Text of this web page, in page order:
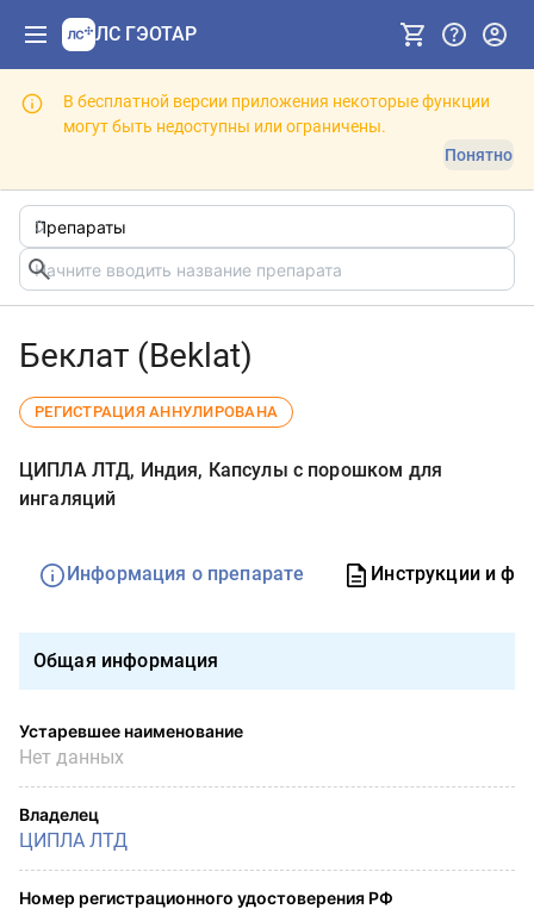
ЛС ГЭОТАР
В бесплатной версии приложения некоторые функции
могут быть недоступны или ограничены.
Понятно
Беклат (Beklat)
РЕГИСТРАЦИЯ АННУЛИРОВАНА
ЦИПЛА ЛТД, Индия, Капсулы с порошком для
ингаляций
Информация о препарате Инструкции и
Общая информация
Устаревшее наименование
Нет данных
Владелец
ЦИПЛА ЛТД
Номер регистрационного удостоверения РФ